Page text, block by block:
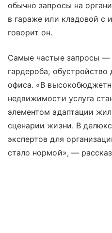
обычно запросы на
в гараже или кладовой с
говорит он.
Самые частые запросы —
гардероба,
офиса. «В
недвижимости услуга
элементом адаптации
сценарии жизни. В
экспертов для
стало нормой», —